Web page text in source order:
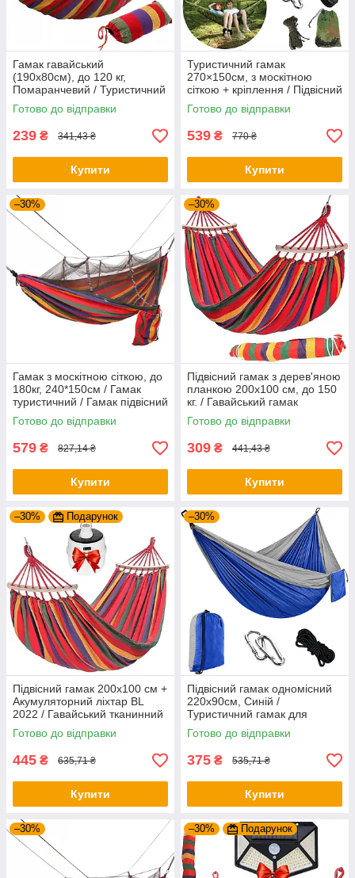
Гамак гавайський
(190х80см), до 120 кг,
Помаранчевий / Туристичний
гамак підвісний / Гамак без
планки
Готово до відправки
239 ₴ 341,43 ₴
Купити
Туристичний гамак
270×150см, з москітною
сіткою + кріплення / Підвісний
похідний гамак
Готово до відправки
539 ₴ 770 ₴
Купити
–30%
Гамак з москітною сіткою, до
180кг, 240*150см / Гамак
туристичний / Гамак підвісний
/ Бавовняний гамак
Готово до відправки
579 ₴ 827,14 ₴
Купити
–30%
Підвісний гамак з дерев'яною
планкою 200х100 см, до 150
кг. / Гавайський гамак
двомісний / Тканинний гамак
Готово до відправки
309 ₴ 441,43 ₴
Купити
–30% Подарунок
Підвісний гамак 200х100 см +
Акумуляторний ліхтар BL
2022 / Гавайський тканинний
гамак із планкою
Готово до відправки
445 ₴ 635,71 ₴
Купити
–30%
Підвісний гамак одномісний
220х90см, Синій /
Туристичний гамак для
відпочинку / Нейлоновий
гамак для саду
Готово до відправки
375 ₴ 535,71 ₴
Купити
–30% –30% Подарунок